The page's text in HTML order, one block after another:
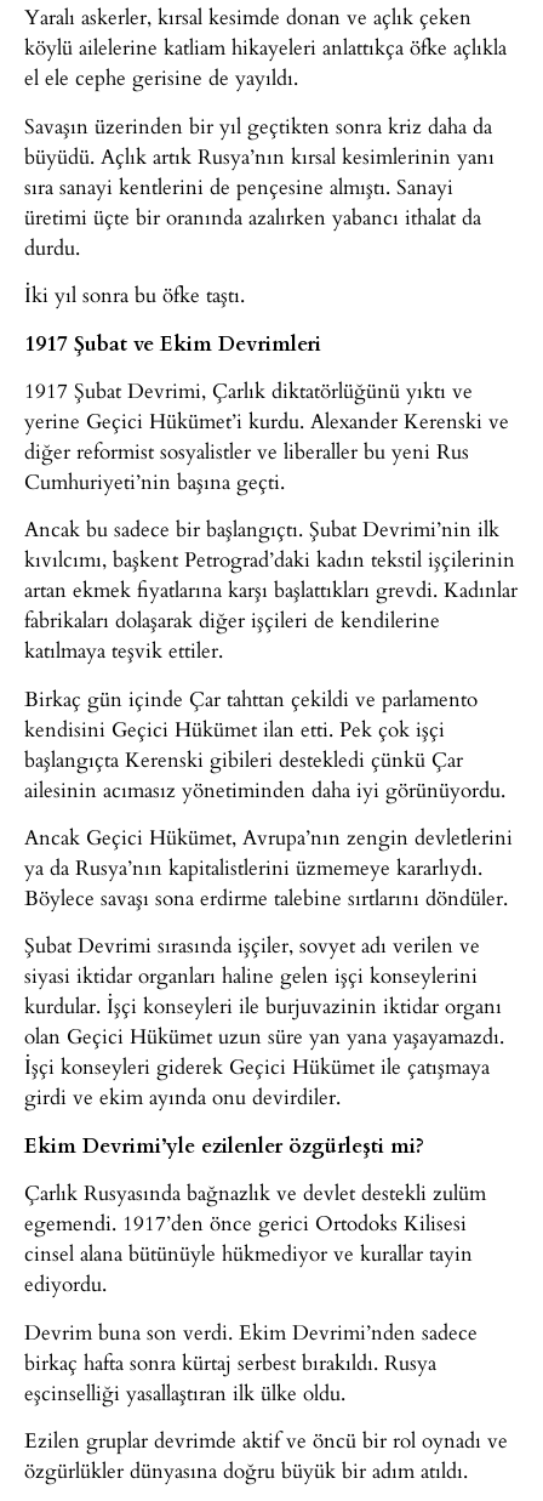
Yaralı askerler, kırsal kesimde donan ve açlık çeken
köylü ailelerine katliam hikayeleri anlattıkça öfke açlıkla
el ele cephe gerisine de yayıldı.
Savaşın üzerinden bir yıl geçtikten sonra kriz daha da
büyüdü. Açlık artık Rusya’nın kırsal kesimlerinin yanı
sıra sanayi kentlerini de pençesine almıştı. Sanayi
üretimi üçte bir oranında azalırken yabancı ithalat da
durdu.
İki yıl sonra bu öfke taştı.
1917 Şubat ve Ekim Devrimleri
1917 Şubat Devrimi, Çarlık diktatörlüğünü yıktı ve
yerine Geçici Hükümet’i kurdu. Alexander Kerenski ve
diğer reformist sosyalistler ve liberaller bu yeni Rus
Cumhuriyeti’nin başına geçti.
Ancak bu sadece bir başlangıçtı. Şubat Devrimi’nin ilk
kıvılcımı, başkent Petrograd’daki kadın tekstil işçilerinin
artan ekmek fiyatlarına karşı başlattıkları grevdi. Kadınlar
fabrikaları dolaşarak diğer işçileri de kendilerine
katılmaya teşvik ettiler.
Birkaç gün içinde Çar tahttan çekildi ve parlamento
kendisini Geçici Hükümet ilan etti. Pek çok işçi
başlangıçta Kerenski gibileri destekledi çünkü Çar
ailesinin acımasız yönetiminden daha iyi görünüyordu.
Ancak Geçici Hükümet, Avrupa’nın zengin devletlerini
ya da Rusya’nın kapitalistlerini üzmemeye kararlıydı.
Böylece savaşı sona erdirme talebine sırtlarını döndüler.
Şubat Devrimi sırasında işçiler, sovyet adı verilen ve
siyasi iktidar organları haline gelen işçi konseylerini
kurdular. İşçi konseyleri ile burjuvazinin iktidar organı
olan Geçici Hükümet uzun süre yan yana yaşayamazdı.
İşçi konseyleri giderek Geçici Hükümet ile çatışmaya
girdi ve ekim ayında onu devirdiler.
Ekim Devrimi’yle ezilenler özgürleşti mi?
Çarlık Rusyasında bağnazlık ve devlet destekli zulüm
egemendi. 1917’den önce gerici Ortodoks Kilisesi
cinsel alana bütünüyle hükmediyor ve kurallar tayin
ediyordu.
Devrim buna son verdi. Ekim Devrimi’nden sadece
birkaç hafta sonra kürtaj serbest bırakıldı. Rusya
eşcinselliği yasallaştıran ilk ülke oldu.
Ezilen gruplar devrimde aktif ve öncü bir rol oynadı ve
özgürlükler dünyasına doğru büyük bir adım atıldı.